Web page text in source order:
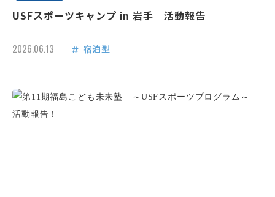
USFスポーツキャンプ in 岩手 活動報告
2026.06.13 宿泊型